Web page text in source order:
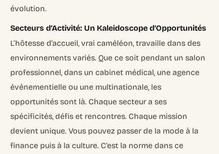
évolution.
Secteurs d’Activité: Un Kaleidoscope d’Opportunités
L’hôtesse d’accueil, vrai caméléon, travaille dans des
environnements variés. Que ce soit pendant un salon
professionnel, dans un cabinet médical, une agence
événementielle ou une multinationale, les
opportunités sont là. Chaque secteur a ses
spécificités, défis et rencontres. Chaque mission
devient unique. Vous pouvez passer de la mode à la
finance puis à la culture. C’est la norme dans ce